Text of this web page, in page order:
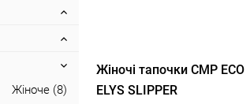
Жіноче (8)
Жіночі тапочки CMP ECO
ELYS SLIPPER